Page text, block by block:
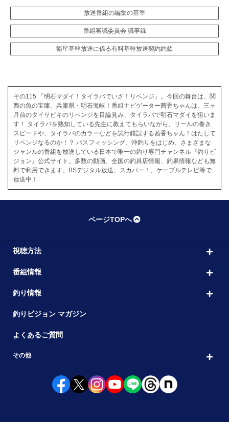
放送番組の編集の基準
番組審議委員会 議事録
衛星基幹放送に係る有料基幹放送契約約款
その115 「明石マダイ！タイラバでいざ！リベンジ」。今回の舞台は、関
西の魚の宝庫、兵庫県・明石海峡！番組ナビゲーター茜香ちゃんは、三ヶ
月前のタイサビキのリベンジを目論見み、タイラバで明石マダイを狙いま
す！ タイラバを熟知している先生に教えてもらいながら、リールの巻き
スピードや、タイラバのカラーなどを試行錯誤する茜香ちゃん！はたして
リベンジなるのか！？ バスフィッシング、沖釣りをはじめ、さまざまな
ジャンルの番組を放送している日本で唯一の釣り専門チャンネル『釣りビ
ジョン』公式サイト。多数の動画、全国の釣具店情報、釣果情報なども無
料で利用できます。BSデジタル放送、スカパー！、ケーブルテレビ等で
放送中！
ページTOPへ
視聴方法
番組情報
釣り情報
釣りビジョン マガジン
よくあるご質問
その他